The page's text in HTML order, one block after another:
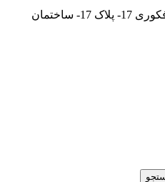
مشهد- انتهای بلوار هفت‌تیر- فکوری 17- پلاک 17- ساختمان